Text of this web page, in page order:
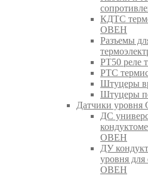
КДТС
ОВЕН
Разъемы
РТ50 реле
РТС
Штуцеры
Штуцеры
Датчики
ДС
ОВЕН
ДУ
уровня для
ОВЕН